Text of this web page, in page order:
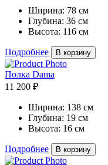
Ширина: 78 см
Глубина: 36 см
Высота: 116 см
Подробнее В корзину
Полка Dama
11 200 ₽
Ширина: 138 см
Глубина: 19 см
Высота: 16 см
Подробнее В корзину